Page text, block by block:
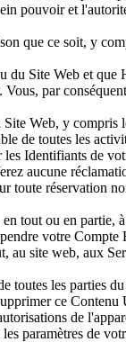
pouvoir et
que ce soit, y
du Site Web et
par
Web, y compris
de toutes les
Identifiants de
aucune
toute réservation
tout ou en partie,
votre
au site web, aux
toutes les parties
ce Contenu
de
paramètres de